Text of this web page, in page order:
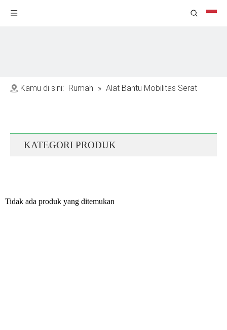
Kamu di sini: Rumah » Alat Bantu Mobilitas Serat
KATEGORI PRODUK
Tidak ada produk yang ditemukan